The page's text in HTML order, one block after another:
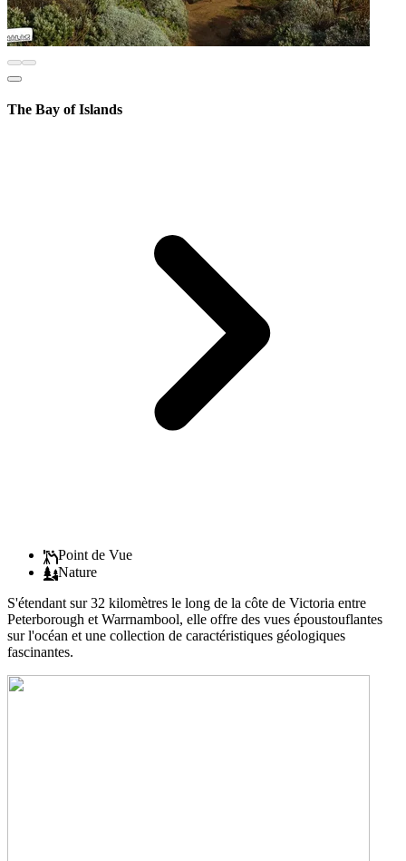
The Bay of Islands
Point de Vue
Nature
S'étendant sur 32 kilomètres le long de la côte de Victoria entre
Peterborough et Warrnambool, elle offre des vues époustouflantes
sur l'océan et une collection de caractéristiques géologiques
fascinantes.